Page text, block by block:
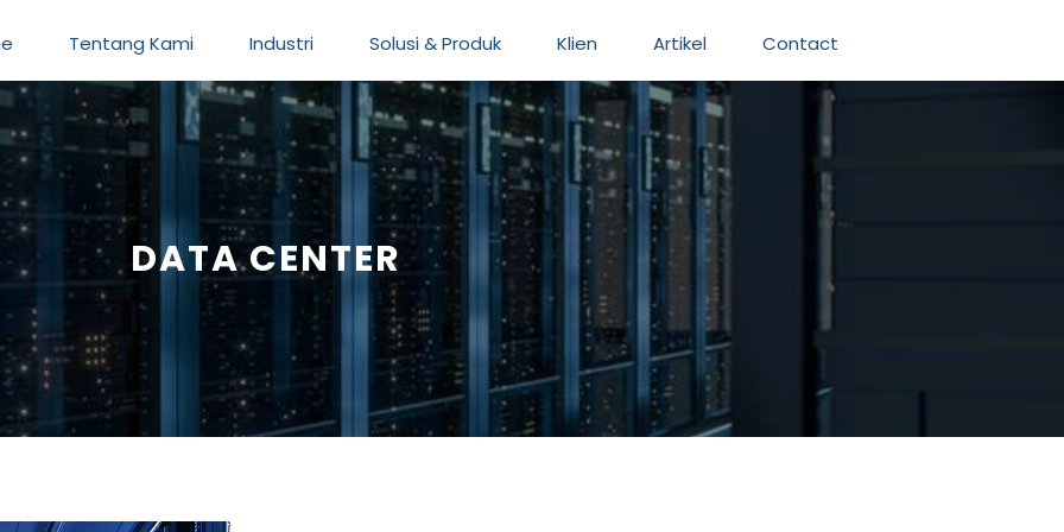
Tentang Kami Industri Solusi & Produk Klien Artikel Contact
DATA CENTER